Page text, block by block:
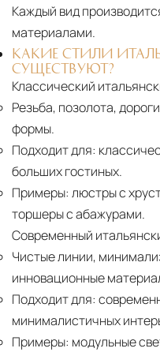
Каждый вид
материалами.
КАКИЕ СТИЛИ
СУЩЕСТВУЮТ?
Классический
Резьба, позолота,
формы.
Подходит для:
больших гостиных.
Примеры: люстры с
торшеры с абажурами.
Современный
Чистые линии,
инновационные
Подходит для:
минималистичных
Примеры: модульные